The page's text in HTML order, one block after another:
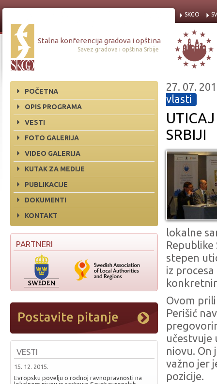
Stalna konferencija gradova i opština
Savez gradova i opština Srbije
SKGO
POČETNA
OPIS PROGRAMA
VESTI
FOTO GALERIJA
VIDEO GALERIJA
KUTAK ZA MEDIJE
PUBLIKACIJE
DOKUMENTI
KONTAKT
PARTNERI
VESTI
15. 12. 2015.
Evropsku povelju o rodnoj ravnopravnosti na
27. 07.
vlasti
SRBIJI
lokalne
stepen
iz
Ovom
Perišić
učestvuje
niovu. On
važno jer
pozicije.